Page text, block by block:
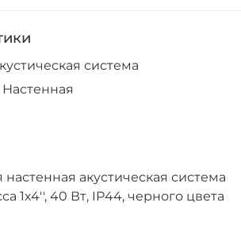
система
Настенная
акустическая система
1х4'', 40 Вт, IP44, черного цвета